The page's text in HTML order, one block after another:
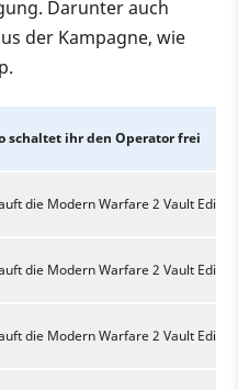
Darunter auch
der Kampagne, wie
schaltet ihr den Operator frei
die Modern Warfare 2 Vault
die Modern Warfare 2 Vault
die Modern Warfare 2 Vault